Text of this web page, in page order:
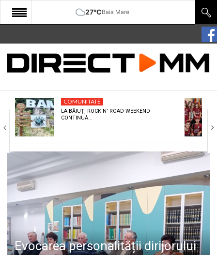
27°CBaia Mare
START
COMUNITATE
CULTURA
ECONOMIE
SANATATE
SPORT
SPECIAL
POLITIC
COMUNITATE
LA BĂIUȚ, ROCK N’ ROAD WEEKEND
CONTINUĂ…
Evocarea personalității dirijorului